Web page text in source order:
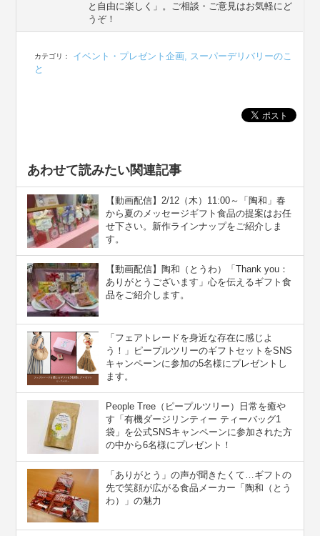
と自由に楽しく」。ご相談・ご意見はお気軽にど
うぞ！
カテゴリ： イベント・プレゼント企画, スーパーデリバリーのこ
と
あわせて読みたい関連記事
【動画配信】2/12（木）11:00～「陶和」春
から夏のメッセージギフト食品の提案はお任
せ下さい。新作ラインナップをご紹介しま
す。
【動画配信】陶和（とうわ）「Thank you：
ありがとうございます」心を伝えるギフト食
品をご紹介します。
「フェアトレードを身近な存在に感じよ
う！」ピープルツリーのギフトセットをSNS
キャンペーンに参加の5名様にプレゼントし
ます。
People Tree（ピープルツリー）日常を癒や
す「有機ダージリンティー ティーバッグ1
袋」を公式SNSキャンペーンに参加された方
の中から6名様にプレゼント！
「ありがとう」の声が聞きたくて…ギフトの
先で笑顔が広がる食品メーカー「陶和（とう
わ）」の魅力